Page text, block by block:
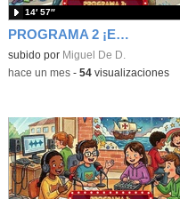
PROGRAMA 2 ¡EH, QUE SE ACABA EL CURSO! - RADIO POLARIS
Contenido educativo.
subido por Miguel De D.
14′ 57″
-hace un mes- 54visualizaciones